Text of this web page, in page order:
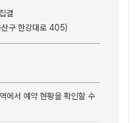
결
산구 한강대로 405)
에서 예약 현황을 확인할 수